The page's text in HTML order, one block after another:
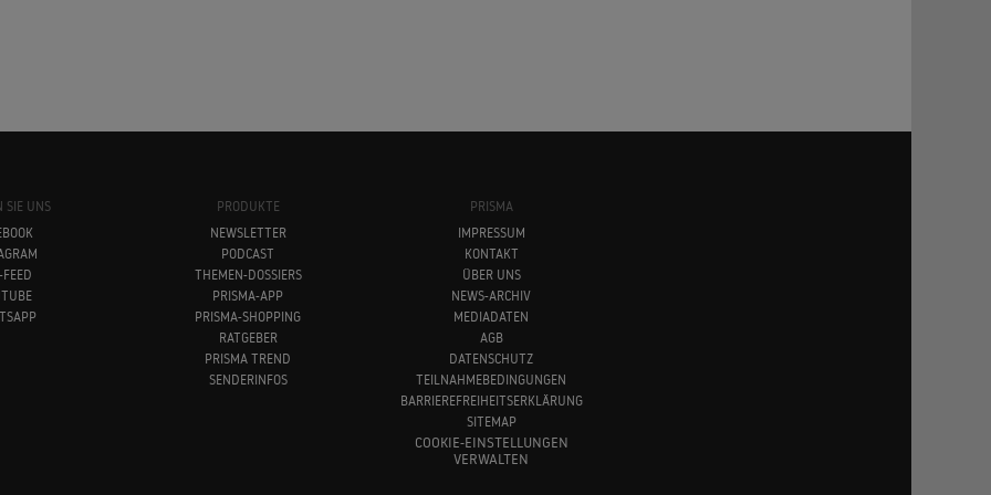
SIE UNS
FEED
PRODUKTE
NEWSLETTER
PODCAST
THEMEN-DOSSIERS
PRISMA-APP
PRISMA-SHOPPING
RATGEBER
PRISMA TREND
SENDERINFOS
PRISMA
IMPRESSUM
KONTAKT
ÜBER UNS
NEWS-ARCHIV
MEDIADATEN
AGB
DATENSCHUTZ
TEILNAHMEBEDINGUNGEN
BARRIEREFREIHEITSERKLÄRUNG
SITEMAP
COOKIE-EINSTELLUNGEN
VERWALTEN